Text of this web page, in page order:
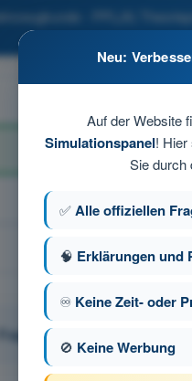
- PPL(A)
Frage 105 von 233
Neu:
Auf der Website
Simulationspanel! Hier
Sie durch
✅Alle offiziellen
🧠 Erklärungen und
♾️ Keine Zeit- oder
🚫 Keine Werbung